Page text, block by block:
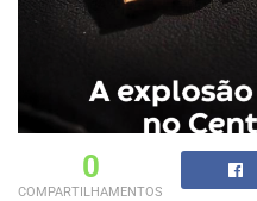
0
COMPARTILHAMENTOS